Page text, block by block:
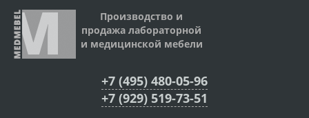
Производство и
продажа лабораторной
и медицинской мебели
+7 (495) 480-05-96
+7 (929) 519-73-51